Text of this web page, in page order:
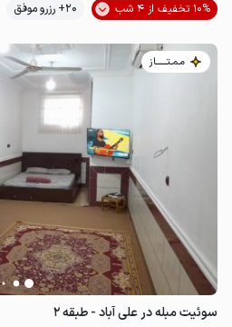
10% تخفیف از 4 شب
20+ رزرو موفق
مـمـتــــــاز
سوئیت مبله در علی آباد - طبقه ۲